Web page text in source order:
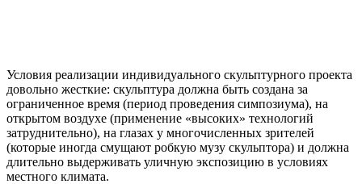
Условия реализации индивидуального скульптурного проекта
довольно жесткие: скульптура должна быть создана за
ограниченное время (период проведения симпозиума), на
открытом воздухе (применение «высоких» технологий
затруднительно), на глазах у многочисленных зрителей
(которые иногда смущают робкую музу скульптора) и должна
длительно выдерживать уличную экспозицию в условиях
местного климата.